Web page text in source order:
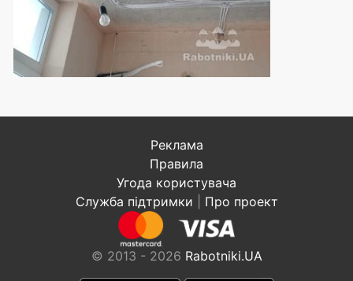
Реклама
Правила
Угода користувача
Служба підтримки
Про проект
© 2013 - 2026 Rabotniki.UA